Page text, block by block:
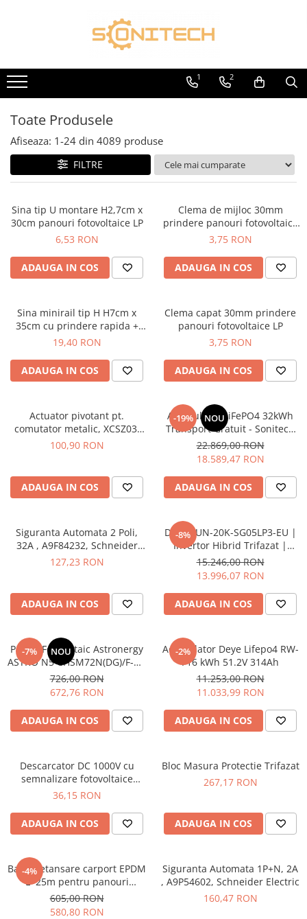
Toate Produsele
FOTOVOLTAICE
Acumulatori
ATS / Comutatoare Transfer
Cabluri
Componente electrice
Invertoare
Rack-uri
Sisteme de montaj
Sisteme de prindere
Sisteme Fotovoltaice Complete cu
Busbar Șine Conexiuni
Cabluri și accesorii
Cabluri
Papuci CU și AL
Pat de cablu PVC
Presetupe
Țeavă PVC și copex
Cofrete de plastic și accesorii
Coftere metalice și accesorii
Coliere de plastic
Altele
Iluminat de Siguranță
Lumini exterioare
Senzori
Catarge
Montaj Lateral Catarg
Paratrăsnete ESE — PDA Integrat
Piese de adaptare
Prize, întrerupătoare, detectoare
de mișcare și accesorii
1 2
Toate Produsele
Afiseaza: 1-24 din 4089 produse
FILTRE
Sina tip U montare H2,7cm x
30cm panouri fotovoltaice LP
6,53 RON
ADAUGA IN COS
Clema de mijloc 30mm
prindere panouri fotovoltaice
LP
3,75 RON
ADAUGA IN COS
Sina minirail tip H H7cm x
35cm cu prindere rapida +
cauciuc +4 suruburi LP
19,40 RON
ADAUGA IN COS
Clema capat 30mm prindere
panouri fotovoltaice LP
3,75 RON
ADAUGA IN COS
Actuator pivotant pt.
comutator metalic, XCSZ03,
Schneider Electric
100,90 RON
ADAUGA IN COS
-19% NOU
Acumulator LiFePO4 32kWh
Transport Gratuit - Sonitech
BR-PC-LV 51.2V, 10000 Cicluri,
Garanție 10 Ani
22.869,00 RON
18.589,47 RON
ADAUGA IN COS
Siguranta Automata 2 Poli,
32A , A9F84232, Schneider
Electric
127,23 RON
ADAUGA IN COS
-8%
Deye SUN-20K-SG05LP3-EU |
Invertor Hibrid Trifazat |
20kW | 48V LV | 350A | IP65
15.246,00 RON
13.996,07 RON
ADAUGA IN COS
-7% NOU
Panou Fotovoltaic Astronergy
ASTRO N5 CHSM72N(DG)/F-BH
| 590W | TOPCon 4.0 |
Bifacial | Tier 1
726,00 RON
672,76 RON
ADAUGA IN COS
-2%
Acumulator Deye Lifepo4 RW-
F16 kWh 51.2V 314Ah
11.253,00 RON
11.033,99 RON
ADAUGA IN COS
Descarcator DC 1000V cu
semnalizare fotovoltaice
SPD2P-40KA-1000V
36,15 RON
ADAUGA IN COS
Bloc Masura Protectie Trifazat
267,17 RON
ADAUGA IN COS
-4%
Banda etansare carport EPDM
L=25m pentru panouri
fotovoltaice
605,00 RON
580,80 RON
Siguranta Automata 1P+N, 2A
, A9P54602, Schneider Electric
160,47 RON